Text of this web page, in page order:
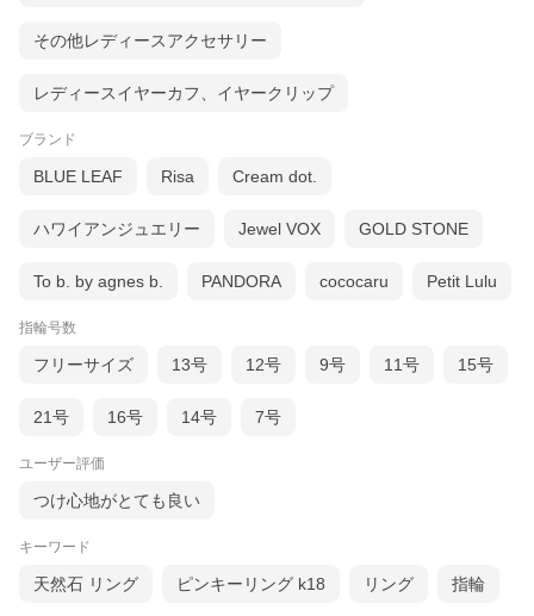
その他レディースアクセサリー
レディースイヤーカフ、イヤークリップ
ブランド
BLUE LEAF Risa Cream dot.
ハワイアンジュエリー Jewel VOX GOLD STONE
To b. by agnes b. PANDORA cococaru Petit Lulu
指輪号数
フリーサイズ 13号 12号 9号 11号 15号
21号 16号 14号 7号
ユーザー評価
つけ心地がとても良い
キーワード
天然石 リング ピンキーリング k18 リング 指輪